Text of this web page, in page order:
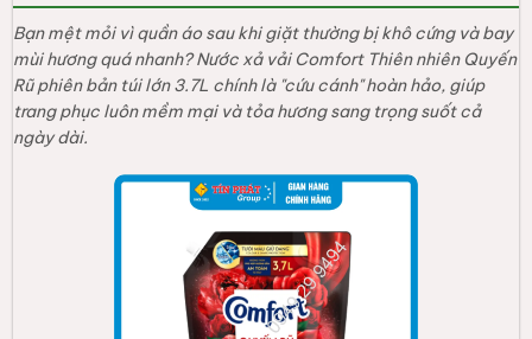
Bạn mệt mỏi vì quần áo sau khi giặt thường bị khô cứng và bay
mùi hương quá nhanh? Nước xả vải Comfort Thiên nhiên Quyến
Rũ phiên bản túi lớn 3.7L chính là "cứu cánh" hoàn hảo, giúp
trang phục luôn mềm mại và tỏa hương sang trọng suốt cả
ngày dài.